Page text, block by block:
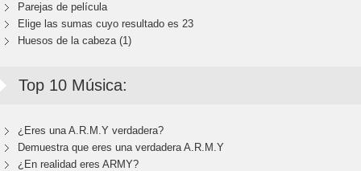
Parejas de película
Elige las sumas cuyo resultado es 23
Huesos de la cabeza (1)
Top 10 Música:
¿Eres una A.R.M.Y verdadera?
Demuestra que eres una verdadera A.R.M.Y
¿En realidad eres ARMY?